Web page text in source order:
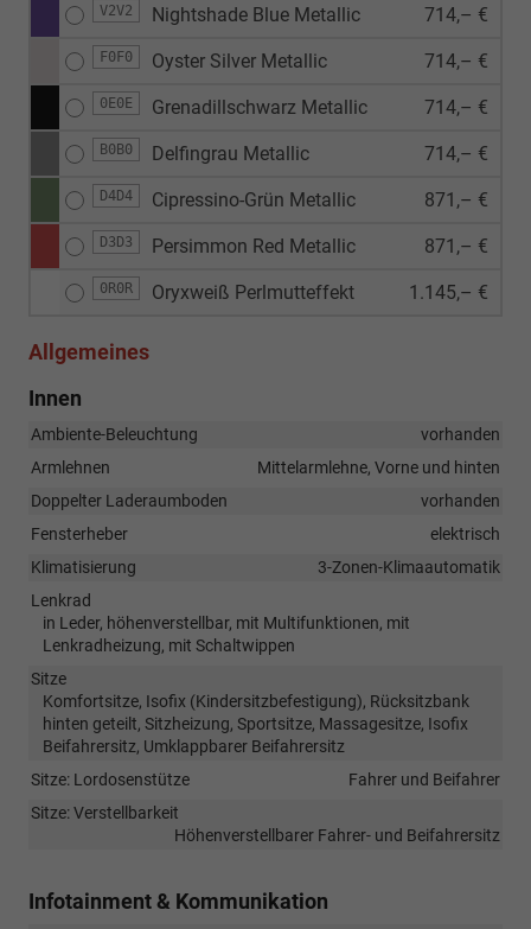
V2V2 Nightshade Blue Metallic 714,– €
F0F0 Oyster Silver Metallic 714,– €
0E0E Grenadillschwarz Metallic 714,– €
B0B0 Delfingrau Metallic 714,– €
D4D4 Cipressino-Grün Metallic 871,– €
D3D3 Persimmon Red Metallic 871,– €
0R0R Oryxweiß Perlmutteffekt 1.145,– €
Allgemeines
Innen
Ambiente-Beleuchtung
vorhanden
Armlehnen
Mittelarmlehne, Vorne und hinten
Doppelter Laderaumboden
vorhanden
Fensterheber
elektrisch
Klimatisierung
3-Zonen-Klimaautomatik
Lenkrad
in Leder, höhenverstellbar, mit Multifunktionen, mit
Lenkradheizung, mit Schaltwippen
Sitze
Komfortsitze, Isofix (Kindersitzbefestigung), Rücksitzbank
hinten geteilt, Sitzheizung, Sportsitze, Massagesitze, Isofix
Beifahrersitz, Umklappbarer Beifahrersitz
Sitze: Lordosenstütze
Fahrer und Beifahrer
Sitze: Verstellbarkeit
Höhenverstellbarer Fahrer- und Beifahrersitz
Infotainment & Kommunikation